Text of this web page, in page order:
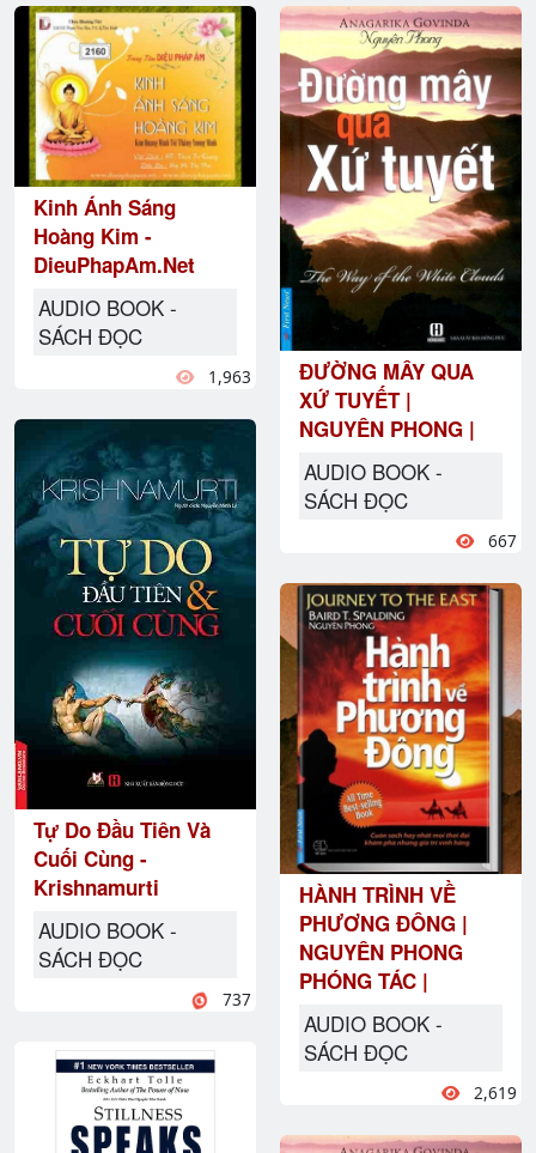
Kinh Ánh Sáng
Hoàng Kim -
DieuPhapAm.Net
AUDIO BOOK -
SÁCH ĐỌC
1,963
Tự Do Đầu Tiên Và
Cuối Cùng -
Krishnamurti
AUDIO BOOK -
SÁCH ĐỌC
737
ĐƯỜNG MÂY QUA
XỨ TUYẾT |
NGUYÊN PHONG |
AUDIO BOOK -
SÁCH ĐỌC
667
HÀNH TRÌNH VỀ
PHƯƠNG ĐÔNG |
NGUYÊN PHONG
PHÓNG TÁC |
AUDIO BOOK -
SÁCH ĐỌC
2,619